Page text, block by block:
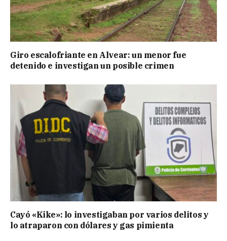
Giro escalofriante en Alvear: un menor fue
detenido e investigan un posible crimen
Cayó «Kike»: lo investigaban por varios delitos y
lo atraparon con dólares y gas pimienta